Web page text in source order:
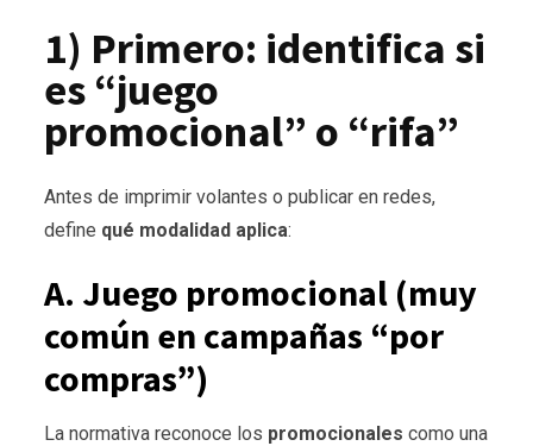
1) Primero: identifica si
es “juego
promocional” o “rifa”
Antes de imprimir volantes o publicar en redes,
define qué modalidad aplica:
A. Juego promocional (muy
común en campañas “por
compras”)
La normativa reconoce los promocionales como una